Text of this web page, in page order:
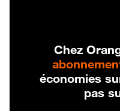
Chez
économies
pas